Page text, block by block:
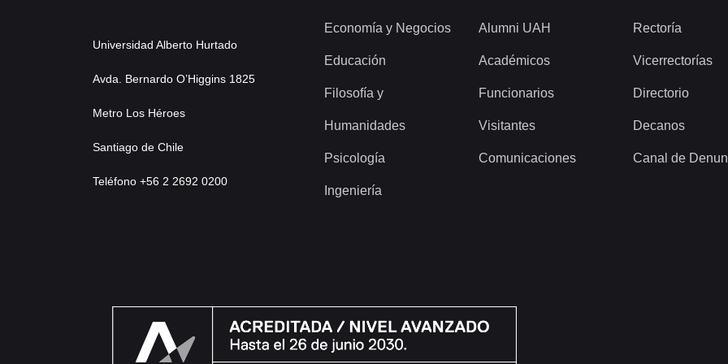
Universidad Alberto Hurtado
Avda. Bernardo O’Higgins 1825
Metro Los Héroes
Santiago de Chile
Teléfono +56 2 2692 0200
Economía y Negocios
Educación
Filosofía y
Humanidades
Psicología
Ingeniería
Alumni UAH
Académicos
Funcionarios
Visitantes
Comunicaciones
Rectoría
Vicerrectorías
Directorio
Decanos
Canal de